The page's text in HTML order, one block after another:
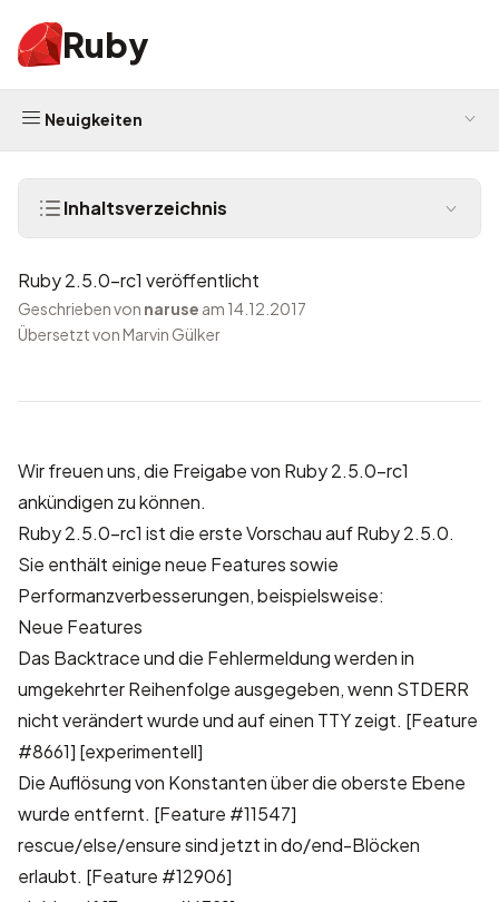
Ruby
Neuigkeiten
Inhaltsverzeichnis
Ruby 2.5.0-rc1 veröffentlicht
Geschrieben von naruse am 14.12.2017
Übersetzt von Marvin Gülker
Wir freuen uns, die Freigabe von Ruby 2.5.0-rc1
ankündigen zu können.
Ruby 2.5.0-rc1 ist die erste Vorschau auf Ruby 2.5.0.
Sie enthält einige neue Features sowie
Performanzverbesserungen, beispielsweise:
Neue Features
Das Backtrace und die Fehlermeldung werden in
umgekehrter Reihenfolge ausgegeben, wenn STDERR
nicht verändert wurde und auf einen TTY zeigt. [Feature
#8661] [experimentell]
Die Auflösung von Konstanten über die oberste Ebene
wurde entfernt. [Feature #11547]
rescue/else/ensure sind jetzt in do/end-Blöcken
erlaubt. [Feature #12906]